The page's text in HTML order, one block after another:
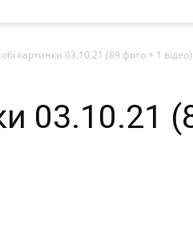
картинки 03.10.21 (89 фото + 1 відео)
03.10.21